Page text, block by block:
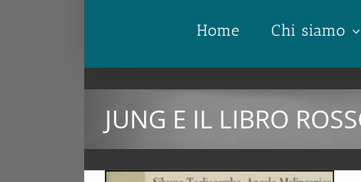
Home Chi siamo
JUNG E IL LIBRO